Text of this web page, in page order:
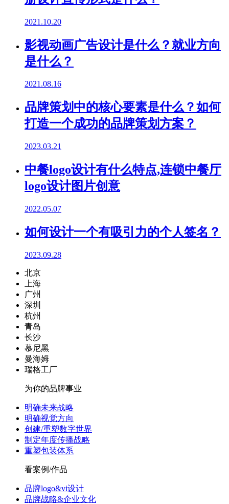
2021.10.20
影视动画广告设计是什么？就业方向
是什么？
2021.08.16
品牌策划中的核心要素是什么？如何
打造一个成功的品牌策划方案？
2023.03.21
中餐logo设计有什么特点,连锁中餐厅
logo设计图片创意
2022.05.07
如何设计一个有吸引力的个人签名？
2023.09.28
北京
上海
广州
深圳
杭州
青岛
长沙
慕尼黑
曼海姆
瑞格工厂
为你的品牌事业
明确未来战略
明确视觉方向
创建/重塑数字世界
制定年度传播战略
重塑包装体系
看案例/作品
品牌logo&vi设计
品牌战略&企业文化